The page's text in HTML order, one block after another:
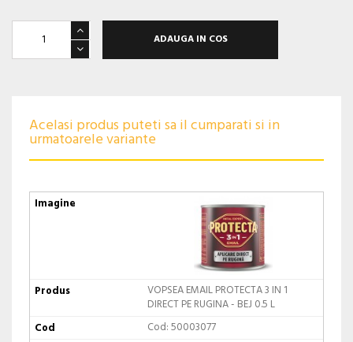
ADAUGA IN COS
Acelasi produs puteti sa il cumparati si in
urmatoarele variante
VOPSEA EMAIL PROTECTA 3 IN 1
DIRECT PE RUGINA - BEJ 0.5 L
Cod: 50003077